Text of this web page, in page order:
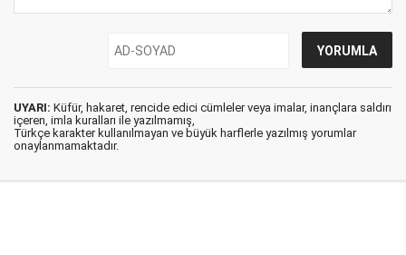
UYARI: Küfür, hakaret, rencide edici cümleler veya imalar, inançlara saldırı
içeren, imla kuralları ile yazılmamış,
Türkçe karakter kullanılmayan ve büyük harflerle yazılmış yorumlar
onaylanmamaktadır.